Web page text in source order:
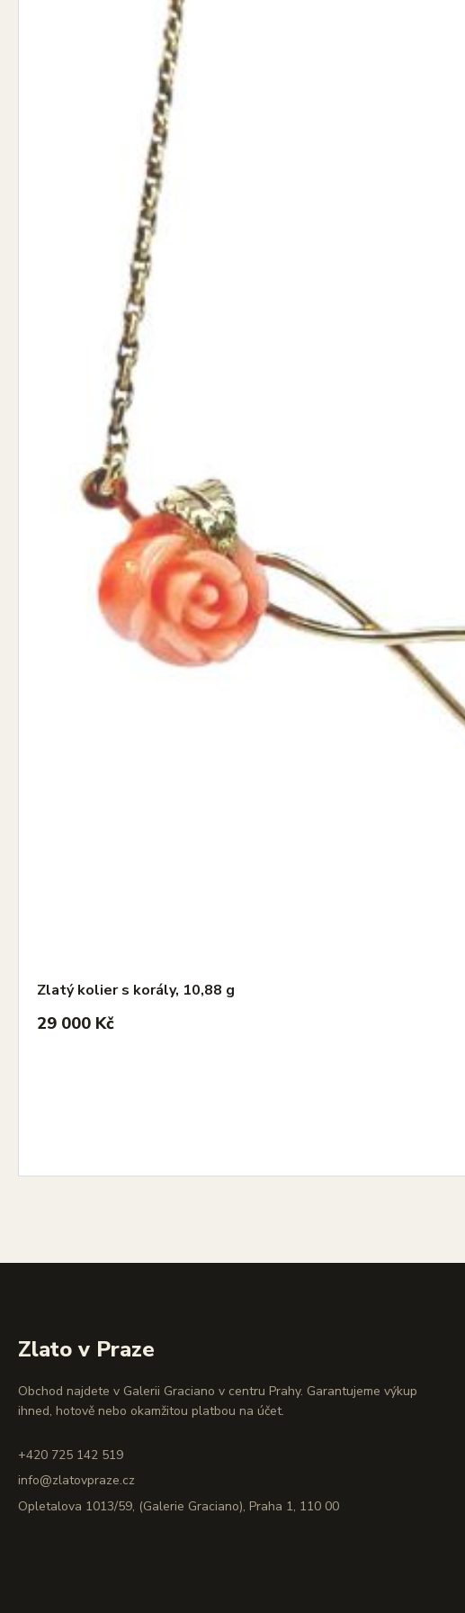
Zlatý kolier s korály, 10,88 g
29 000 Kč
Zlato v Praze
Obchod najdete v Galerii Graciano v centru Prahy. Garantujeme výkup
ihned, hotově nebo okamžitou platbou na účet.
+420 725 142 519
info@zlatovpraze.cz
Opletalova 1013/59, (Galerie Graciano), Praha 1, 110 00